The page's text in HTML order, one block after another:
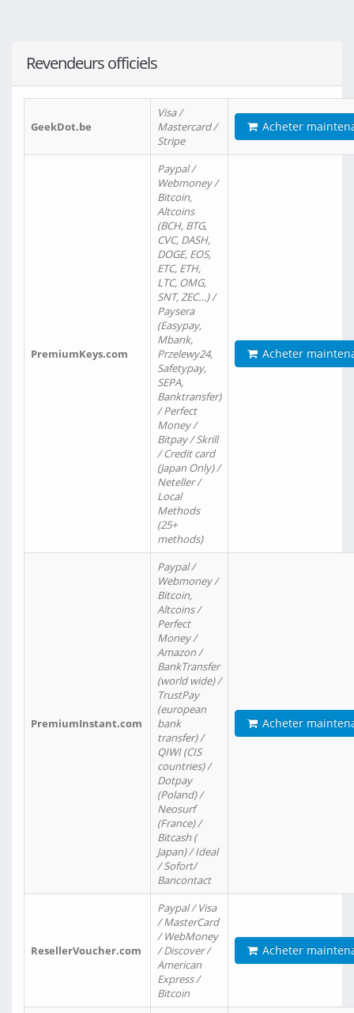
Revendeurs officiels
GeekDot.be
Visa /
Mastercard /
Stripe
Acheter
PremiumKeys.com
Paypal /
Webmoney /
Bitcoin,
Altcoins
(BCH, BTG,
CVC, DASH,
DOGE, EOS,
ETC, ETH,
LTC, OMG,
SNT, ZEC…) /
Paysera
(Easypay,
Mbank,
Przelewy24,
Safetypay,
SEPA,
Banktransfer)
/ Perfect
Money /
Bitpay / Skrill
/ Credit card
(Japan Only) /
Neteller /
Local
Methods
(25+
methods)
Acheter
PremiumInstant.com
Paypal /
Webmoney /
Bitcoin,
Altcoins /
Perfect
Money /
Amazon /
BankTransfer
(world wide) /
TrustPay
(european
bank
transfer) /
QIWI (CIS
countries) /
Dotpay
(Poland) /
Neosurf
(France) /
Bitcash (
Japan) / Ideal
/ Sofort/
Bancontact
Acheter
ResellerVoucher.com
Paypal / Visa
/ MasterCard
/ WebMoney
/ Discover /
American
Express /
Bitcoin
Acheter